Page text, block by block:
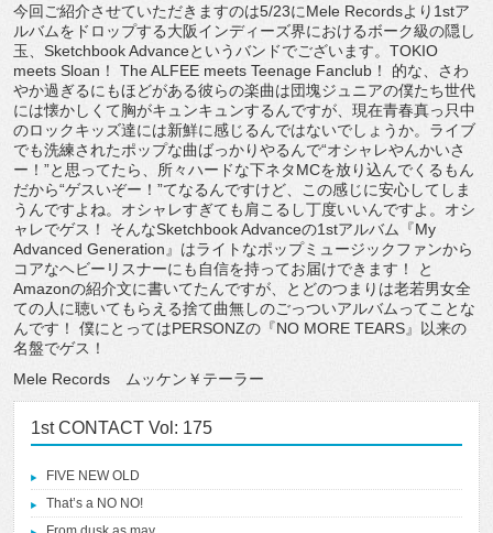
今回ご紹介させていただきますのは5/23にMele Recordsより1stア
ルバムをドロップする大阪インディーズ界におけるボーク級の隠し
玉、Sketchbook Advanceというバンドでございます。TOKIO
meets Sloan！ The ALFEE meets Teenage Fanclub！ 的な、さわ
やか過ぎるにもほどがある彼らの楽曲は団塊ジュニアの僕たち世代
には懐かしくて胸がキュンキュンするんですが、現在青春真っ只中
のロックキッズ達には新鮮に感じるんではないでしょうか。ライブ
でも洗練されたポップな曲ばっかりやるんで“オシャレやんかいさ
ー！”と思ってたら、所々ハードな下ネタMCを放り込んでくるもん
だから“ゲスいぞー！”てなるんですけど、この感じに安心してしま
うんですよね。オシャレすぎても肩こるし丁度いいんですよ。オシ
ャレでゲス！ そんなSketchbook Advanceの1stアルバム『My
Advanced Generation』はライトなポップミュージックファンから
コアなヘビーリスナーにも自信を持ってお届けできます！ と
Amazonの紹介文に書いてたんですが、とどのつまりは老若男女全
ての人に聴いてもらえる捨て曲無しのごっついアルバムってことな
んです！ 僕にとってはPERSONZの『NO MORE TEARS』以来の
名盤でゲス！
Mele Records ムッケン￥テーラー
1st CONTACT Vol: 175
FIVE NEW OLD
That’s a NO NO!